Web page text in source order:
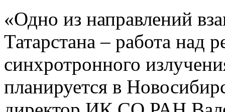
«Одно из направлений
Татарстана – работа над
синхротронного
планируется в